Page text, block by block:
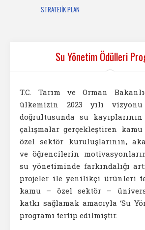
STRATEJİK PLAN
Su Yönetim Ödülleri
T.C. Tarım ve Orman
ülkemizin 2023 yılı
doğrultusunda su
çalışmalar gerçekleştiren
özel sektör kuruluşlarının,
ve öğrencilerin
su yönetiminde farkındalığı
projeler ile yenilikçi ürünleri
kamu – özel sektör –
katkı sağlamak amacıyla ‘Su
programı tertip edilmiştir.